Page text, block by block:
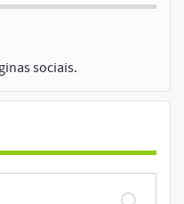
sociais.